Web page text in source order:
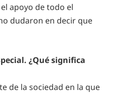
apoyo de todo el
dudaron en decir que
¿Qué significa
de la sociedad en la que